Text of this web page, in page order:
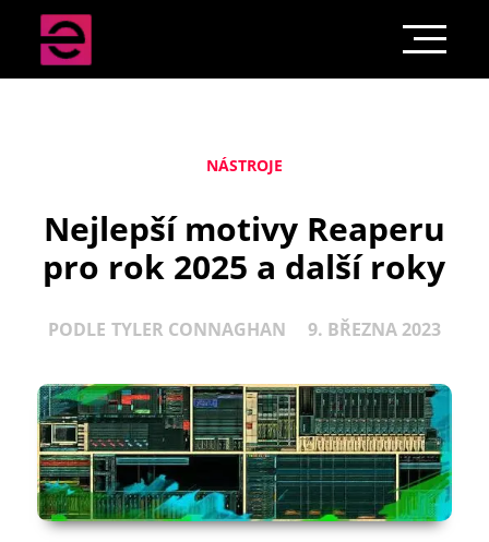
NÁSTROJE
Nejlepší motivy Reaperu
pro rok 2025 a další roky
PODLE TYLER CONNAGHAN 9. BŘEZNA 2023